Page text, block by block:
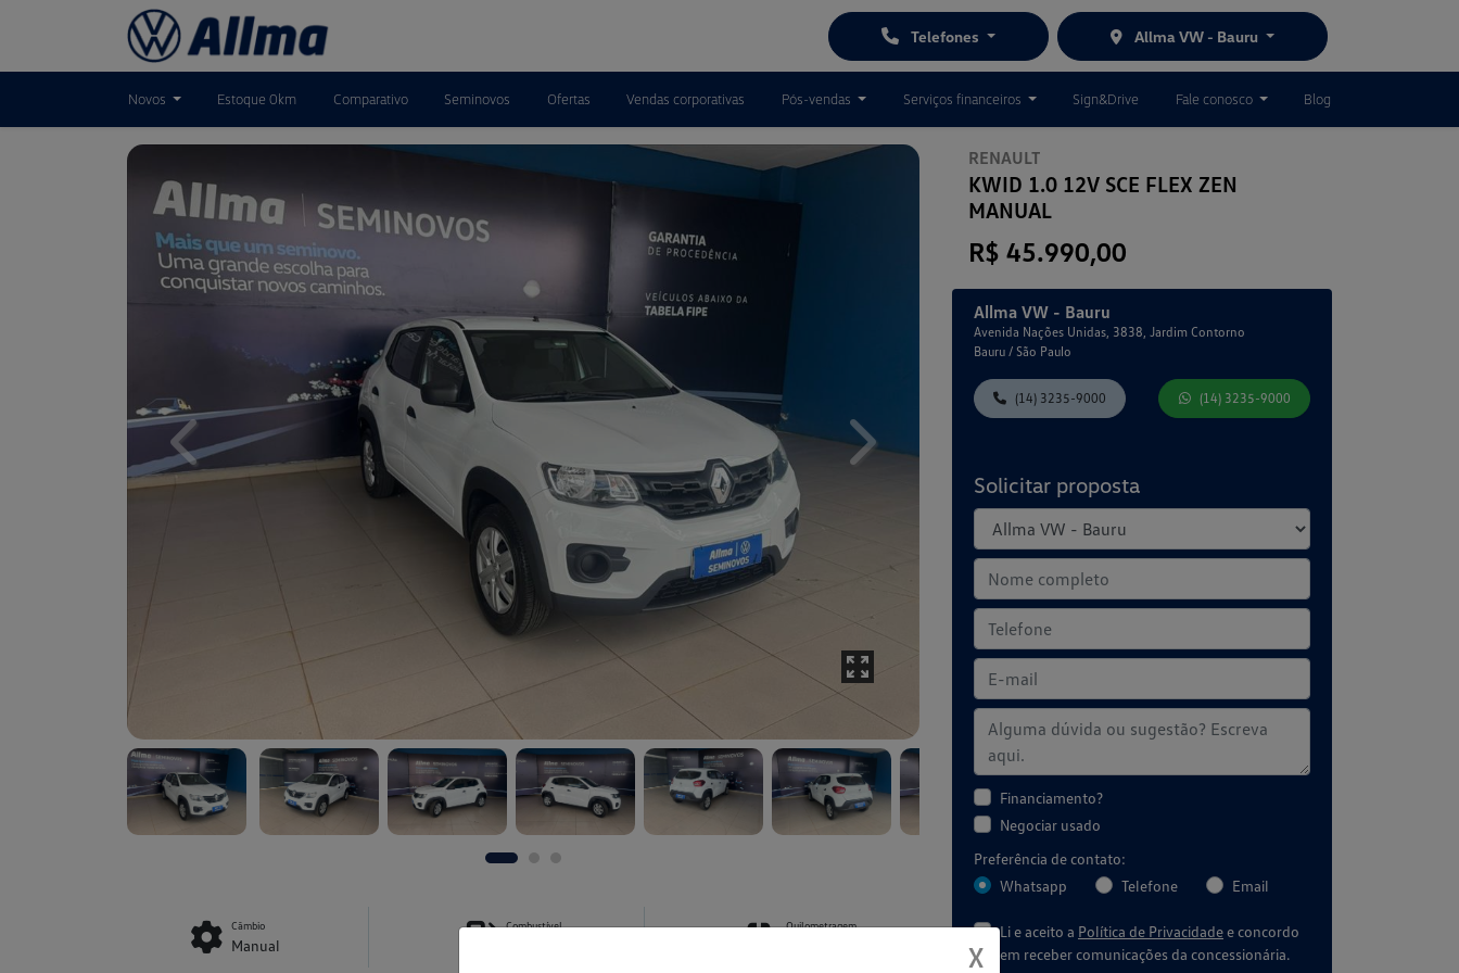
Telefones Allma VW - Bauru
Novos Estoque 0km Comparativo Seminovos Ofertas Vendas corporativas Pós-vendas Serviços financeiros Sign&Drive Fale conosco Blog
RENAULT
KWID 1.0 12V SCE FLEX ZEN
MANUAL
R$ 45.990,00
Allma VW - Bauru
Avenida Nações Unidas, 3838, Jardim Contorno
Bauru / São Paulo
(14) 3235-9000 (14) 3235-9000
Solicitar proposta
Financiamento?
Negociar usado
Preferência de contato:
Whatsapp
Telefone Email
Li e aceito a Política de Privacidadee concordo
em receber comunicações da concessionária.
Previous Next
Câmbio
Manual
Combustível Quilometragem
X